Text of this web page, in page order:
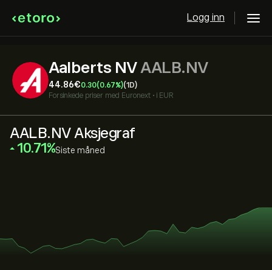
Logg inn
Aalberts NVAALB.NV
44.86‎€‎0.30(0.67%)(1D)
Forsinkede priser med Euronext • i EUR
AALB.NV Aksjegraf
‎10.71‎ Siste måned